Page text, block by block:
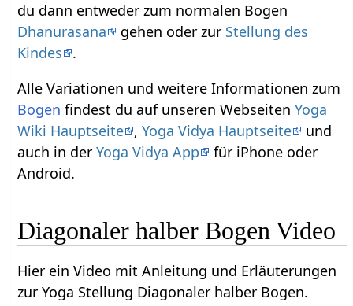
du dann entweder zum normalen Bogen
Dhanurasana
gehen oder zur Stellung des
Kindes
.
Alle Variationen und weitere Informationen zum
Bogen findest du auf unseren WebseitenYoga
Wiki Hauptseite ,Yoga Vidya Hauptseite
und
auch in derYoga Vidya App
für iPhone oder
Android.
Diagonaler halber Bogen Video
Hier ein Video mit Anleitung und Erläuterungen
zur Yoga Stellung Diagonaler halber Bogen.